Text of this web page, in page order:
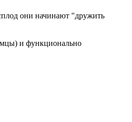
они начинают "дружить
и функционально